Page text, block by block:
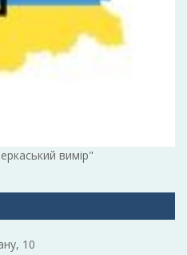
вимір"
10